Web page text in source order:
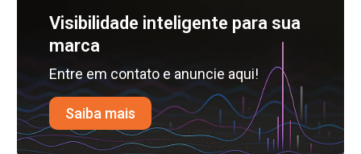
Visibilidade inteligente para sua
marca
Entre em contato e anuncie aqui!
Saiba mais